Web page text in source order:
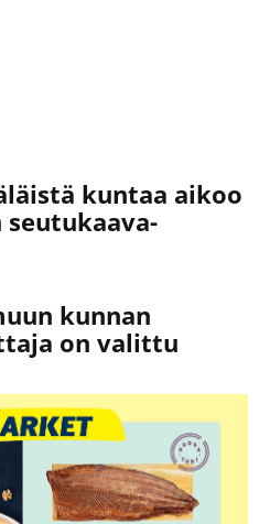
kuntaa aikoo
seutukaava­
kunnan
on valittu